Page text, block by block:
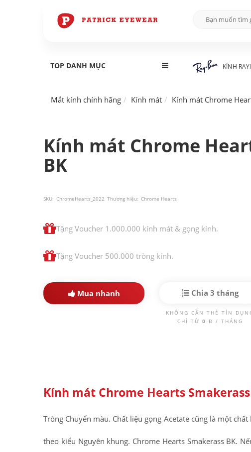
TOP DANH MỤC KÍNH
Mắt kính chính hãng Kính mát Kính mát Chrome
Kính mát Chrome
BK
SKU: ChromeHearts_2022 Thương hiệu: Chrome Hearts
Tặng Voucher 1.000.000 kính mát & gọng kính.
Tặng Voucher 500.000 tròng kính.
Mua nhanh Chia 3 tháng
KHÔNG CẦN THẺ TÍN
CHỈ TỪ 0 Đ / THÁNG
Kính mát Chrome Hearts Smakerass
Tròng Chuyển màu. Chất liệu gọng Acetate cũng là một
theo kiểu Nguyên khung. Chrome Hearts Smakerass BK.